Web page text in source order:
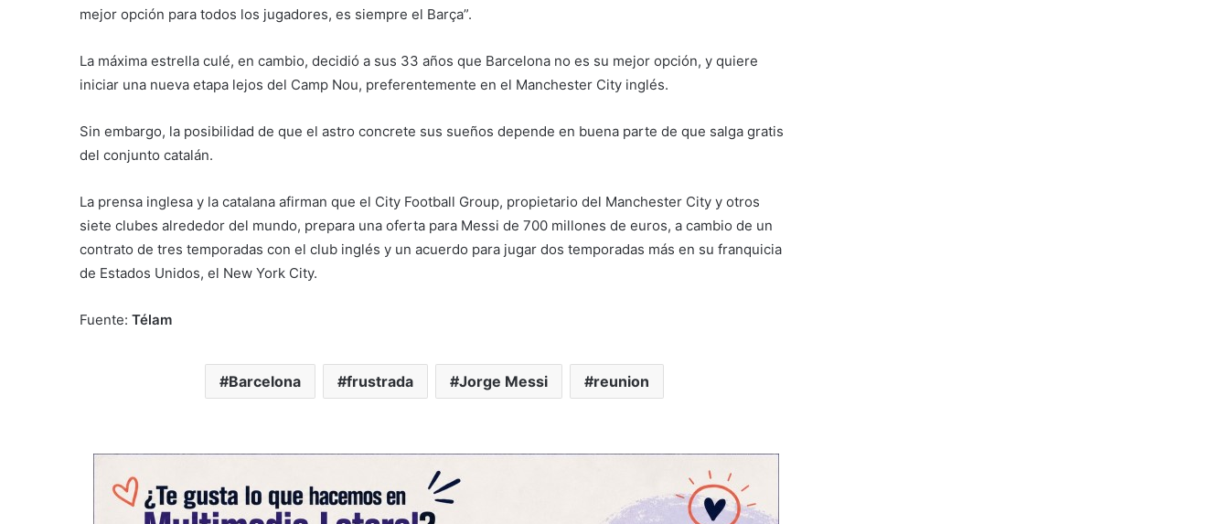
mejor opción para todos los jugadores, es siempre el Barça”.
La máxima estrella culé, en cambio, decidió a sus 33 años que Barcelona no es su mejor opción, y quiere
iniciar una nueva etapa lejos del Camp Nou, preferentemente en el Manchester City inglés.
Sin embargo, la posibilidad de que el astro concrete sus sueños depende en buena parte de que salga gratis
del conjunto catalán.
La prensa inglesa y la catalana afirman que el City Football Group, propietario del Manchester City y otros
siete clubes alrededor del mundo, prepara una oferta para Messi de 700 millones de euros, a cambio de un
contrato de tres temporadas con el club inglés y un acuerdo para jugar dos temporadas más en su franquicia
de Estados Unidos, el New York City.
Fuente: Télam
Barcelona frustrada Jorge Messi reunion